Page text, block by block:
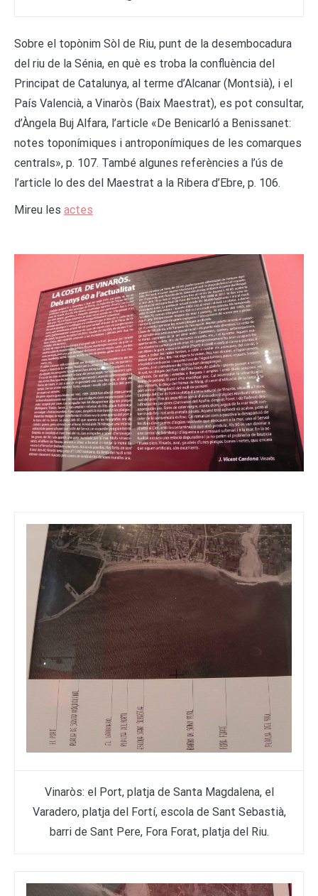
Sobre el topònim Sòl de Riu, punt de la desembocadura
del riu de la Sénia, en què es troba la confluència del
Principat de Catalunya, al terme d’Alcanar (Montsià), i el
País Valencià, a Vinaròs (Baix Maestrat), es pot consultar,
d’Àngela Buj Alfara, l’article «De Benicarló a Benissanet:
notes toponímiques i antroponímiques de les comarques
centrals», p. 107. També algunes referències a l’ús de
l’article lo des del Maestrat a la Ribera d’Ebre, p. 106.
Mireu les actes
Vinaròs: el Port, platja de Santa Magdalena, el
Varadero, platja del Fortí, escola de Sant Sebastià,
barri de Sant Pere, Fora Forat, platja del Riu.